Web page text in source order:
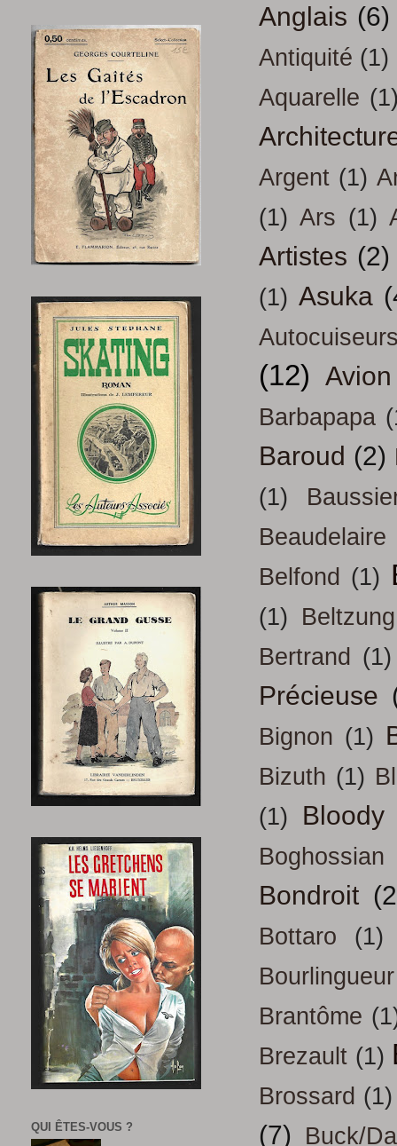
Anglais (6)
Antiquité (1)
Aquarelle
Argent (1)
(1) Ars (1)
Artistes (2)
(1) Asuka
(12) Avion
Barbapapa
Baroud (2)
(1)
Beaudelaire
Belfond (1)
(1) Beltzung
Bertrand (1)
Précieuse
Bignon (1)
Bizuth (1)
(1)
Bloody
Boghossian
Bondroit
Bottaro
(1)
Bourlingueur
Brantôme
Brezault (1)
Brossard (1)
(7) Buck/
QUI ÊTES-VOUS ?